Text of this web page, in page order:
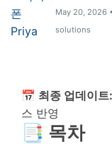
May 20, 2026
solutions
📅 최종 업데이트:
스 반영
📑 목차